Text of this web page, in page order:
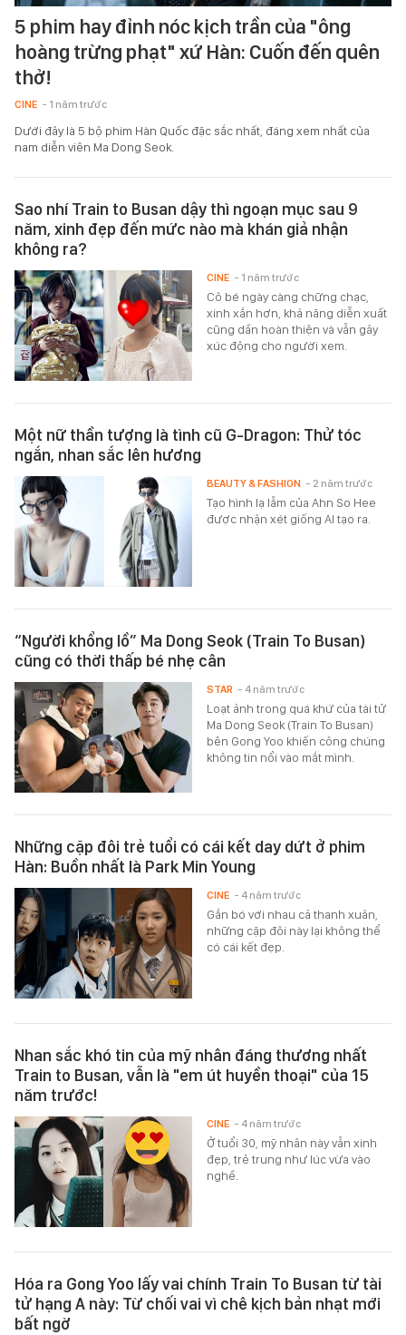
5 phim hay đỉnh nóc kịch trần của "ông
hoàng trừng phạt" xứ Hàn: Cuốn đến quên
thở!
CINE - 1 năm trước
Dưới đây là 5 bộ phim Hàn Quốc đặc sắc nhất, đáng xem nhất của
nam diễn viên Ma Dong Seok.
Sao nhí Train to Busan dậy thì ngoạn mục sau 9
năm, xinh đẹp đến mức nào mà khán giả nhận
không ra?
Cô bé ngày càng chững chạc,
xinh xắn hơn, khả năng diễn xuất
cũng dần hoàn thiện và vẫn gây
xúc động cho người xem.
CINE - 1 năm trước
Một nữ thần tượng là tình cũ G-Dragon: Thử tóc
ngắn, nhan sắc lên hương
Tạo hình lạ lẫm của Ahn So Hee
được nhận xét giống AI tạo ra.
BEAUTY & FASHION - 2 năm trước
“Người khổng lồ” Ma Dong Seok (Train To Busan)
cũng có thời thấp bé nhẹ cân
Loạt ảnh trong quá khứ của tài tử
Ma Dong Seok (Train To Busan)
bên Gong Yoo khiến công chúng
không tin nổi vào mắt mình.
STAR - 4 năm trước
Những cặp đôi trẻ tuổi có cái kết day dứt ở phim
Hàn: Buồn nhất là Park Min Young
Gắn bó với nhau cả thanh xuân,
những cặp đôi này lại không thể
có cái kết đẹp.
CINE - 4 năm trước
Nhan sắc khó tin của mỹ nhân đáng thương nhất
Train to Busan, vẫn là "em út huyền thoại" của 15
năm trước!
Ở tuổi 30, mỹ nhân này vẫn xinh
đẹp, trẻ trung như lúc vừa vào
nghề.
CINE - 4 năm trước
Hóa ra Gong Yoo lấy vai chính Train To Busan từ tài
tử hạng A này: Từ chối vai vì chê kịch bản nhạt mới
bất ngờ